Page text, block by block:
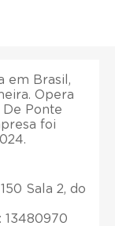
em Brasil,
Opera
De Ponte
foi
Sala 2, do
13480970